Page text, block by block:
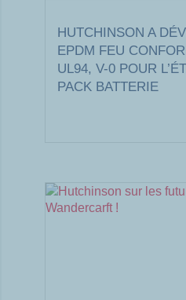
HUTCHINSON A
EPDM FEU
UL94, V-0 POUR
PACK BATTERIE